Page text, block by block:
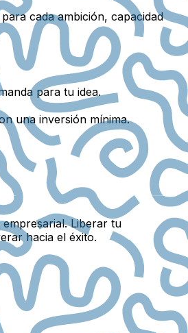
cada ambición, capacidad
para tu idea.
una inversión mínima.
Liberar tu
hacia el éxito.